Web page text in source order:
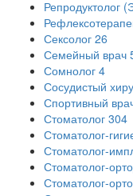
Репродуктолог
Сексолог 26
Семейный врач
Сомнолог 4
Сосудистый
Спортивный
Стоматолог 304
Стоматолог-
Стоматолог-
Стоматолог-
Стоматолог-